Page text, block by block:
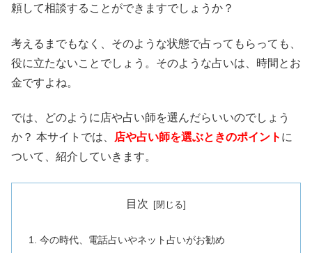
頼して相談することができますでしょうか？
考えるまでもなく、そのような状態で占ってもらっても、
役に立たないことでしょう。そのような占いは、時間とお
金ですよね。
では、どのように店や占い師を選んだらいいのでしょう
か？ 本サイトでは、
店や占い師を選ぶときのポイント に
ついて、紹介していきます。
目次
今の時代、電話占いやネット占いがお勧め